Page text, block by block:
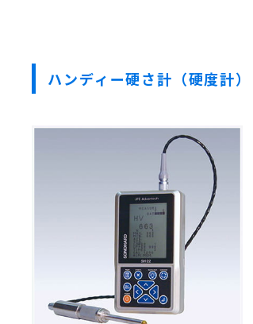
ハンディー硬さ計（硬度計）